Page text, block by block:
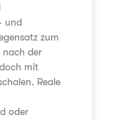
und
zum
nach der
mit
Reale
oder